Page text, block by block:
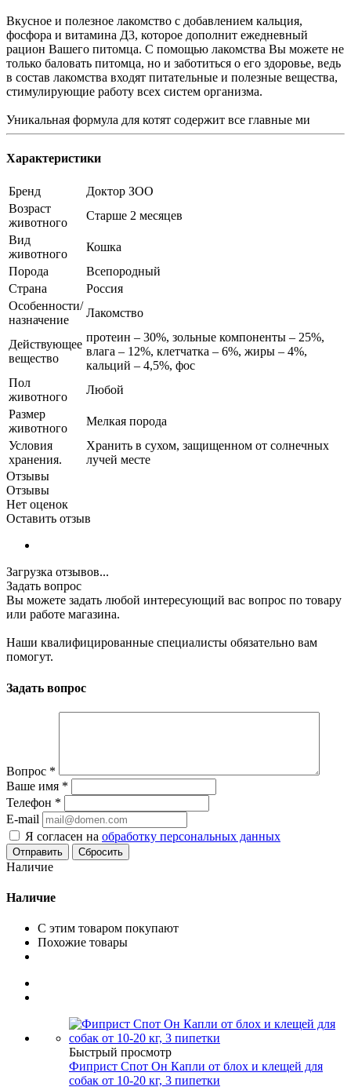
Вкусное и полезное лакомство с добавлением кальция,
фосфора и витамина Д3, которое дополнит ежедневный
рацион Вашего питомца. С помощью лакомства Вы можете не
только баловать питомца, но и заботиться о его здоровье, ведь
в состав лакомства входят питательные и полезные вещества,
стимулирующие работу всех систем организма.
Уникальная формула для котят содержит все главные ми
Характеристики
Бренд
Доктор ЗОО
Возраст
животного
Старше 2 месяцев
Вид
животного
Кошка
Порода
Всепородный
Страна
Россия
Особенности/
назначение
Лакомство
Действующее
вещество
протеин – 30%, зольные компоненты – 25%,
влага – 12%, клетчатка – 6%, жиры – 4%,
кальций – 4,5%, фос
Пол
животного
Любой
Размер
животного
Мелкая порода
Условия
хранения.
Хранить в сухом, защищенном от солнечных
лучей месте
Отзывы
Отзывы
Нет оценок
Оставить отзыв
Загрузка отзывов...
Задать вопрос
Вы можете задать любой интересующий вас вопрос по товару
или работе магазина.
Наши квалифицированные специалисты обязательно вам
помогут.
Задать вопрос
Вопрос *
Ваше имя *
Телефон *
E-mail
Я согласен на обработку персональных данных
Сбросить
Наличие
Наличие
С этим товаром покупают
Похожие товары
Быстрый просмотр
Фиприст Спот Он Капли от блох и клещей для
собак от 10-20 кг, 3 пипетки